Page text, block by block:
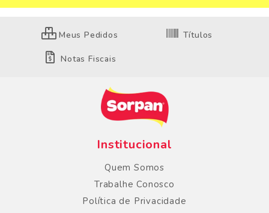
Meus Pedidos Títulos
Notas Fiscais
Institucional
Quem Somos
Trabalhe Conosco
Política de Privacidade